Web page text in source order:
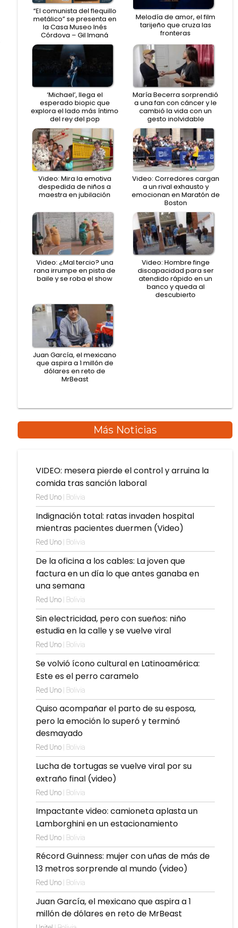
“El comunista del flequillo
metálico” se presenta en
la Casa Museo Inés
Córdova – Gil Imaná
Melodía de amor, el film
tarijeño que cruza las
fronteras
‘Michael’, llega el
esperado biopic que
explora el lado más íntimo
del rey del pop
María Becerra sorprendió
a una fan con cáncer y le
cambió la vida con un
gesto inolvidable
Video: Mira la emotiva
despedida de niños a
maestra en jubilación
Video: Corredores cargan
a un rival exhausto y
emocionan en Maratón de
Boston
Video: ¿Mal tercio? una
rana irrumpe en pista de
baile y se roba el show
Video: Hombre finge
discapacidad para ser
atendido rápido en un
banco y queda al
descubierto
Juan García, el mexicano
que aspira a 1 millón de
dólares en reto de
MrBeast
Más Noticias
VIDEO: mesera pierde el control y arruina la
comida tras sanción laboral
Red Uno | Bolivia
Indignación total: ratas invaden hospital
mientras pacientes duermen (Video)
Red Uno | Bolivia
De la oficina a los cables: La joven que
factura en un día lo que antes ganaba en
una semana
Red Uno | Bolivia
Sin electricidad, pero con sueños: niño
estudia en la calle y se vuelve viral
Red Uno | Bolivia
Se volvió ícono cultural en Latinoamérica:
Este es el perro caramelo
Red Uno | Bolivia
Quiso acompañar el parto de su esposa,
pero la emoción lo superó y terminó
desmayado
Red Uno | Bolivia
Lucha de tortugas se vuelve viral por su
extraño final (video)
Red Uno | Bolivia
Impactante video: camioneta aplasta un
Lamborghini en un estacionamiento
Red Uno | Bolivia
Récord Guinness: mujer con uñas de más de
13 metros sorprende al mundo (video)
Red Uno | Bolivia
Juan García, el mexicano que aspira a 1
millón de dólares en reto de MrBeast